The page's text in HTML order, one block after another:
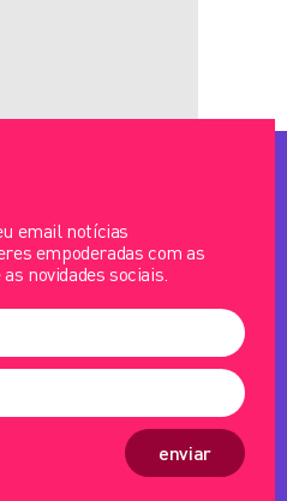
email notícias
empoderadas com as
novidades sociais.
enviar